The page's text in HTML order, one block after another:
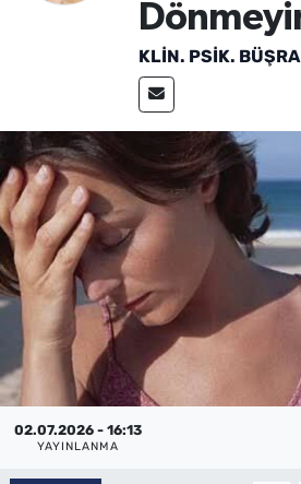
KLIN. PSIK.
02.07.2026 - 16:13
YAYINLANMA
TV REHBERİ